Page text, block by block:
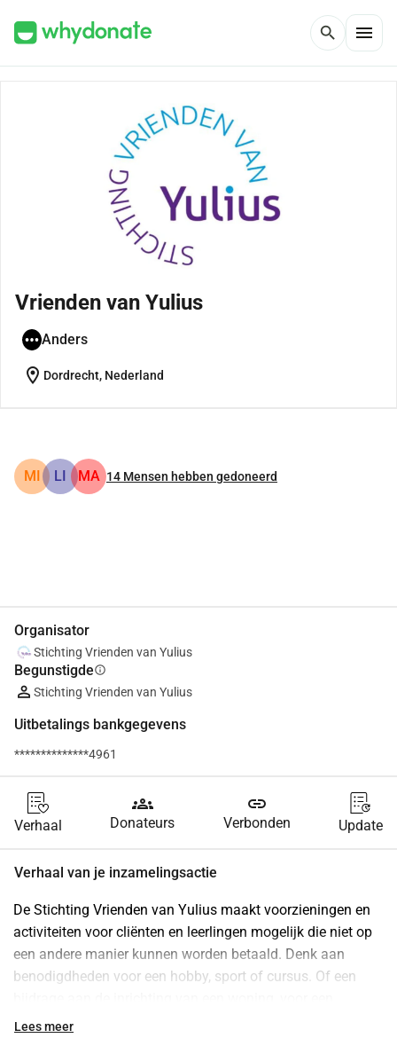
search menu
Vrienden van Yulius
Anders
location_on Dordrecht, Nederland
MI LI MA 14 Mensen hebben gedoneerd
Organisator
Stichting Vrienden van Yulius
Begunstigdeinfo
Stichting Vrienden van Yulius
Uitbetalings bankgegevens
**************4961
Verhaal
groups
Donateurs
link
Verbonden Update
Verhaal van je inzamelingsactie
De Stichting Vrienden van Yulius maakt voorzieningen en
activiteiten voor cliënten en leerlingen mogelijk die niet op
een andere manier kunnen worden betaald. Denk aan
benodigdheden voor een hobby, sport of cursus. Of een
tweedehands fiets of een opleiding. Dankzij donaties en
Lees meer